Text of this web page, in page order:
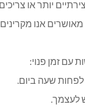
יותר או
אנו
לפחות שעה ביום.
לעצמך.